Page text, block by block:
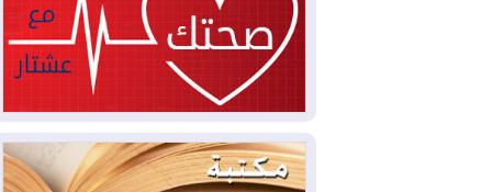
2026-08-01النفط: اتفاقية ثلاثية لاستئناف
التصدير عبر جيهان بطاقة 750 ألف برميل
2026-08-01"في أقرب وقت ممكن".. إدارة
ترامب تخطط لشن ضربات جديدة على إيران